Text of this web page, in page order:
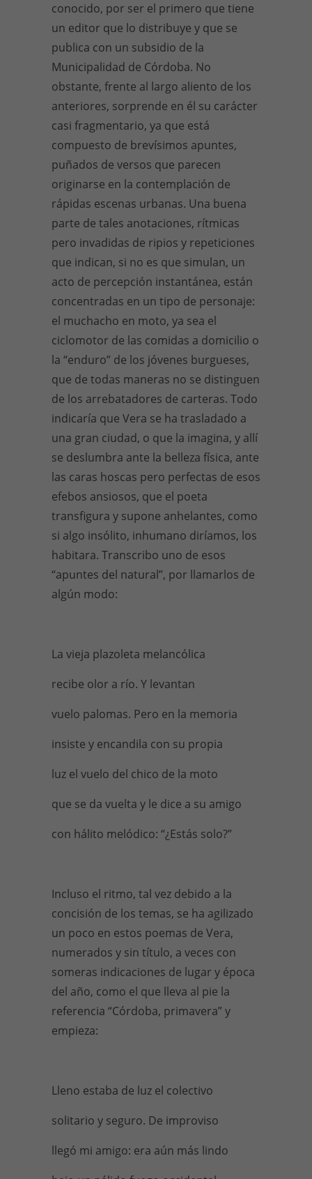
conocido, por ser el primero que tiene
un editor que lo distribuye y que se
publica con un subsidio de la
Municipalidad de Córdoba. No
obstante, frente al largo aliento de los
anteriores, sorprende en él su carácter
casi fragmentario, ya que está
compuesto de brevísimos apuntes,
puñados de versos que parecen
originarse en la contemplación de
rápidas escenas urbanas. Una buena
parte de tales anotaciones, rítmicas
pero invadidas de ripios y repeticiones
que indican, si no es que simulan, un
acto de percepción instantánea, están
concentradas en un tipo de personaje:
el muchacho en moto, ya sea el
ciclomotor de las comidas a domicilio o
la “enduro” de los jóvenes burgueses,
que de todas maneras no se distinguen
de los arrebatadores de carteras. Todo
indicaría que Vera se ha trasladado a
una gran ciudad, o que la imagina, y allí
se deslumbra ante la belleza física, ante
las caras hoscas pero perfectas de esos
efebos ansiosos, que el poeta
transfigura y supone anhelantes, como
si algo insólito, inhumano diríamos, los
habitara. Transcribo uno de esos
“apuntes del natural”, por llamarlos de
algún modo:
La vieja plazoleta melancólica
recibe olor a río. Y levantan
vuelo palomas. Pero en la memoria
insiste y encandila con su propia
luz el vuelo del chico de la moto
que se da vuelta y le dice a su amigo
con hálito melódico: “¿Estás solo?”
Incluso el ritmo, tal vez debido a la
concisión de los temas, se ha agilizado
un poco en estos poemas de Vera,
numerados y sin título, a veces con
someras indicaciones de lugar y época
del año, como el que lleva al pie la
referencia “Córdoba, primavera” y
empieza:
Lleno estaba de luz el colectivo
solitario y seguro. De improviso
llegó mi amigo: era aún más lindo